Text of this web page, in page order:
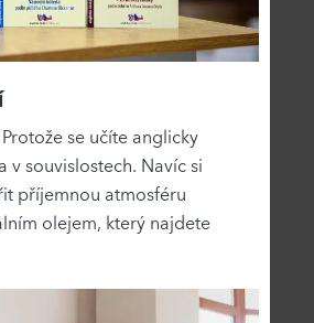
se učíte anglicky
v souvislostech. Navíc si
příjemnou atmosféru
olejem, který najdete